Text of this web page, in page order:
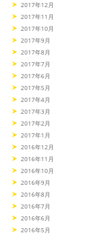
2017年12月
2017年11月
2017年10月
2017年9月
2017年8月
2017年7月
2017年6月
2017年5月
2017年4月
2017年3月
2017年2月
2017年1月
2016年12月
2016年11月
2016年10月
2016年9月
2016年8月
2016年7月
2016年6月
2016年5月